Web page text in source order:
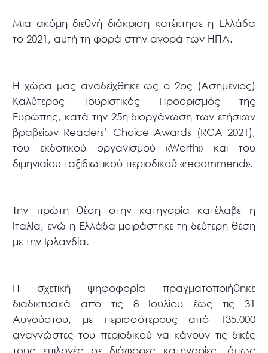
Μια ακόμη διεθνή διάκριση κατέκτησε η Ελλάδα
το 2021, αυτή τη φορά στην αγορά των ΗΠΑ.
Η χώρα μας αναδείχθηκε ως ο 2ος (Ασημένιος)
Καλύτερος Τουριστικός Προορισμός της
Ευρώπης, κατά την 25η διοργάνωση των ετήσιων
βραβείων Readers’ Choice Awards (RCA 2021),
του εκδοτικού οργανισμού «Worth» και του
διμηνιαίου ταξιδιωτικού περιοδικού «recommend».
Την πρώτη θέση στην κατηγορία κατέλαβε η
Ιταλία, ενώ η Ελλάδα μοιράστηκε τη δεύτερη θέση
με την Ιρλανδία.
Η σχετική ψηφοφορία πραγματοποιήθηκε
διαδικτυακά από τις 8 Ιουλίου έως τις 31
Αυγούστου, με περισσότερους από 135.000
αναγνώστες του περιοδικού να κάνουν τις δικές
τους επιλογές σε διάφορες κατηγορίες, όπως